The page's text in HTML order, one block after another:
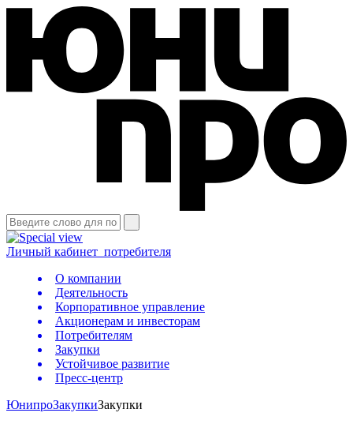
Личный кабинет потребителя
О компании
Деятельность
Корпоративное управление
Акционерам и инвесторам
Потребителям
Закупки
Устойчивое развитие
Пресс-центр
ЮнипроЗакупкиЗакупки